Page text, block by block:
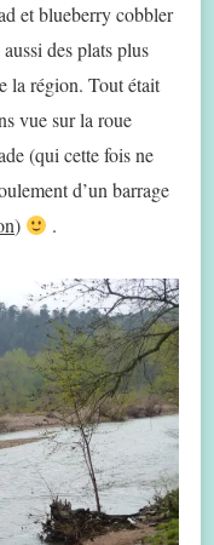
et blueberry cobbler
des plats plus
la région. Tout était
vue sur la roue
(qui cette fois ne
d’un barrage
) .